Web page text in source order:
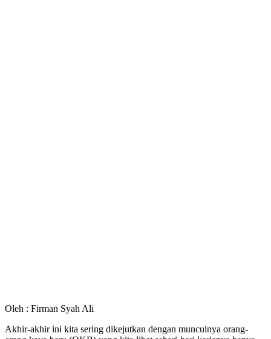
Oleh : Firman Syah Ali
Akhir-akhir ini kita sering dikejutkan dengan munculnya orang-